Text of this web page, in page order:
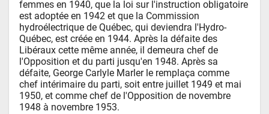
femmes en 1940, que la loi sur l'instruction obligatoire
est adoptée en 1942 et que la Commission
hydroélectrique de Québec, qui deviendra l'Hydro-
Québec, est créée en 1944. Après la défaite des
Libéraux cette même année, il demeura chef de
l'Opposition et du parti jusqu'en 1948. Après sa
défaite, George Carlyle Marler le remplaça comme
chef intérimaire du parti, soit entre juillet 1949 et mai
1950, et comme chef de l'Opposition de novembre
1948 à novembre 1953.